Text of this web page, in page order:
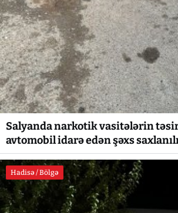
Salyanda narkotik vasitələrin
avtomobil idarə edən şəxs
Hadisə / Bölgə